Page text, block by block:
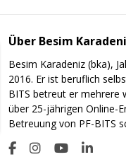
Über Besim
Besim Karadeniz (bka),
2016. Er ist beruflich
BITS betreut er mehrere
über 25-jährigen Online-
Betreuung von PF-BITS